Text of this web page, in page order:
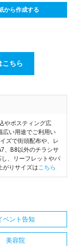
から作成する
こちら
やポスティング広
広い用途でご利用い
ズで街頭配布や、レ
、B8以外のチラシサ
、リーフレットやパ
がりサイズはこちら
ベント告知
美容院